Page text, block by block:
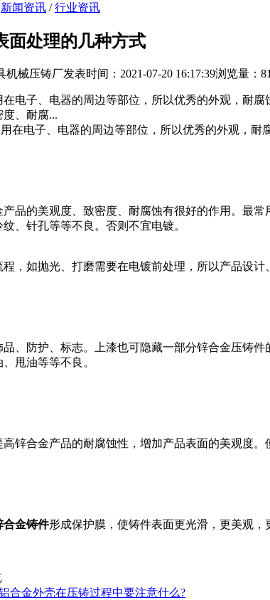
新闻资讯 /行业资讯
面处理的几种方式
机械压铸厂发表时间：2021-07-20 16:17:39浏览量：
在电子、电器的周边等部位，所以优秀的外观
、耐腐...
在电子、电器的周边等部位，所以优秀的外观，
的美观度、致密度、耐腐蚀有很好的作用。最常
、针孔等等不良。否则不宜电镀。
如抛光、打磨需要在电镀前处理，所以产品设计
防护、标志。上漆也可隐藏一部分锌合金压铸件
甩油等等不良。
合金产品的耐腐蚀性，增加产品表面的美观度。
合金铸件形成保护膜，使铸件表面更光滑，更美观，
合金外壳在压铸过程中要注意什么?